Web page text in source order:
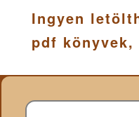
Ingyen
pdf könyvek,